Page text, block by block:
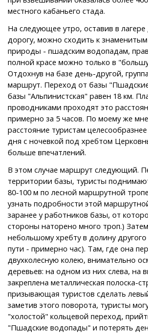
местного кабаньего стада.
На следующее утро, оставив в
дорогу, можно сходить к
природы - пшадским водопадам,
полной красе можно только в
Отдохнув на базе день-другой,
маршрут. Переход от базы
базы "Альпинистская" равен 18 км.
проводниками проходят это
примерно за 5 часов. По моему же
расстояние туристам
дня с ночевкой под хребтом
больше впечатлений.
В этом случае маршрут следующий.
территории базы, туристы
80-100 м по лесной маршрутной
узнать подробности этой
заранее у работников базы, от
стороны наторено много троп.)
небольшому xpeбту в долину другого
пути - примерно час). Там, где она
двухколесную колею, внимательно
деревьев: на одном из них слева, на
закреплена металлическая полоска-
призывающая туристов сделать
заметив этого поворота, туристы
"холостой" кольцевой переход,
"Пшадские водопады" и потерять